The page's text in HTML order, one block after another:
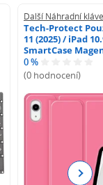
Další Náhradní
Tech-Protect
11 (2025) / iPad
SmartCase
0 %
(0 hodnocení)
Next